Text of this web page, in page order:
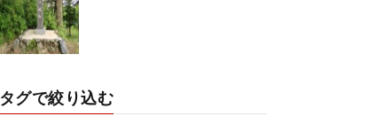
タグで絞り込む